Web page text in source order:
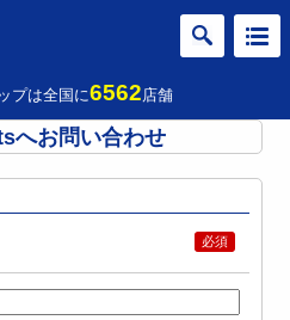
プは全国に6562店舗
へお問い合わせ